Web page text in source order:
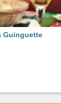
Guinguette